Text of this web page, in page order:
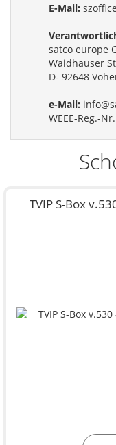
E-Mail:
satco europe
Waidhauser
D- 92648
e-Mail:
WEEE-Reg.-
TVIP S-Box